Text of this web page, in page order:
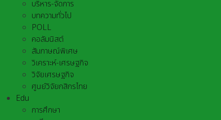
บริหาร-จัดการ
บทความทั่วไป
POLL
คอลัมนิสต์
สัมภาษณ์พิเศษ
วิเคราะห์-เศรษฐกิจ
วิจัยเศรษฐกิจ
ศูนย์วิจัยกสิกรไทย
Edu
การศึกษา